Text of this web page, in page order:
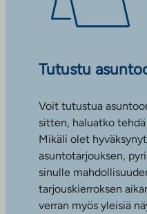
Tutustu
Voit tutustua
sitten, haluatko
Mikäli olet
asuntotarjouksen,
sinulle
tarjouskierroksen
verran myös yleisiä